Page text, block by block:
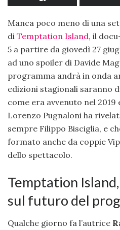
Manca poco meno di una
di Temptation Island, il
5 a partire da giovedì 27
ad uno spoiler di Davide
programma andrà in onda
edizioni stagionali saranno
come era avvenuto nel
Lorenzo Pugnaloni ha
sempre Filippo Bisciglia, e
formato anche da coppie
dello spettacolo.
Temptation
sul futuro del
Qualche giorno fa l’autrice